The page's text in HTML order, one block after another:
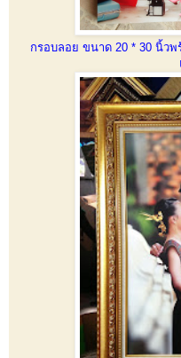
กรอบลอย ขนาด 20 * 30 นิ้ว